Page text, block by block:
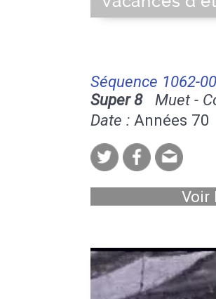
Séquence 1062-
Super 8Muet -
Date : Années 70
Voir